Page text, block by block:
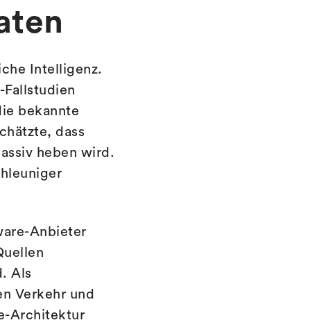
Intelligenz.
bekannte
dass
heben wird.
Anbieter
Als
Verkehr und
Architektur